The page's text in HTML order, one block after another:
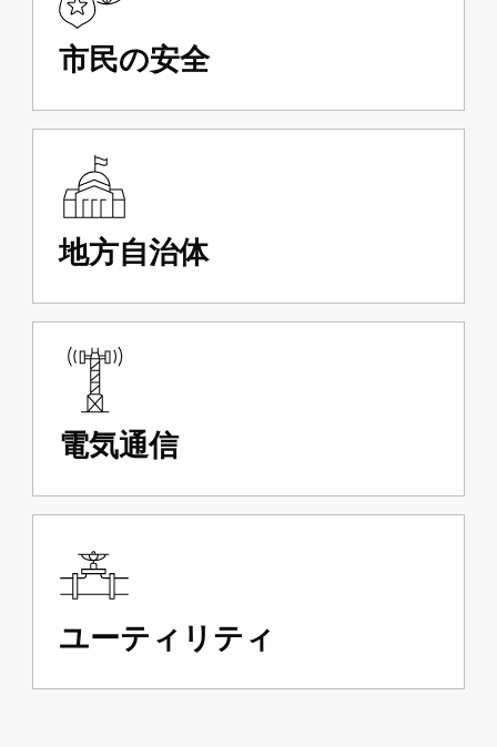
市民の安全
地方自治体
電気通信
ユーティリティ